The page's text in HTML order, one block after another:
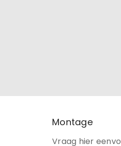
Montage
Vraag hier